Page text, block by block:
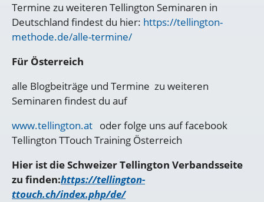
Termine zu weiteren Tellington Seminaren in
Deutschland findest du hier: https://tellington-
methode.de/alle-termine/
Für Österreich
alle Blogbeiträge und Termine zu weiteren
Seminaren findest du auf
www.tellington.at oder folge uns auf facebook
Tellington TTouch Training Österreich
Hier ist die Schweizer Tellington Verbandsseite
zu finden:https://tellington-
ttouch.ch/index.php/de/